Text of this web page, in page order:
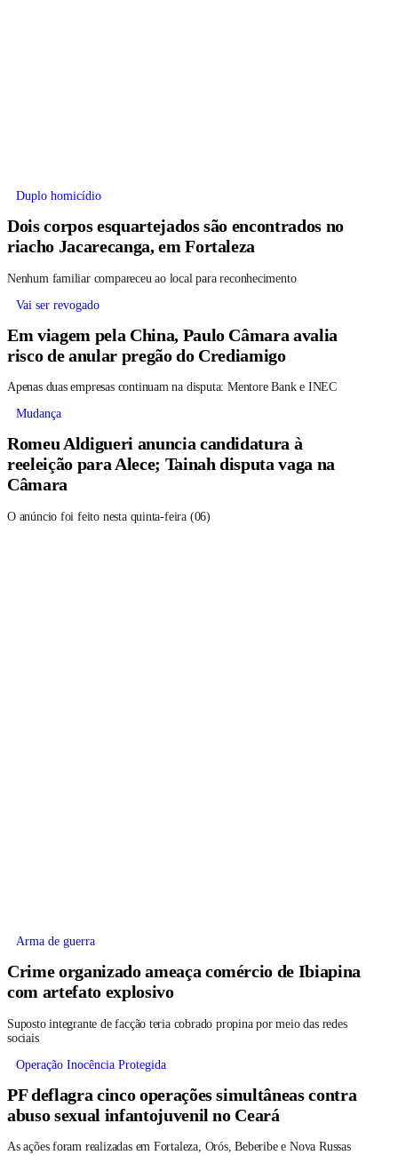
Duplo homicídio
Dois corpos esquartejados são encontrados no
riacho Jacarecanga, em Fortaleza
Nenhum familiar compareceu ao local para reconhecimento
Vai ser revogado
Em viagem pela China, Paulo Câmara avalia
risco de anular pregão do Crediamigo
Apenas duas empresas continuam na disputa: Mentore Bank e INEC
Mudança
Romeu Aldigueri anuncia candidatura à
reeleição para Alece; Tainah disputa vaga na
Câmara
O anúncio foi feito nesta quinta-feira (06)
Arma de guerra
Crime organizado ameaça comércio de Ibiapina
com artefato explosivo
Suposto integrante de facção teria cobrado propina por meio das redes
sociais
Operação Inocência Protegida
PF deflagra cinco operações simultâneas contra
abuso sexual infantojuvenil no Ceará
As ações foram realizadas em Fortaleza, Orós, Beberibe e Nova Russas